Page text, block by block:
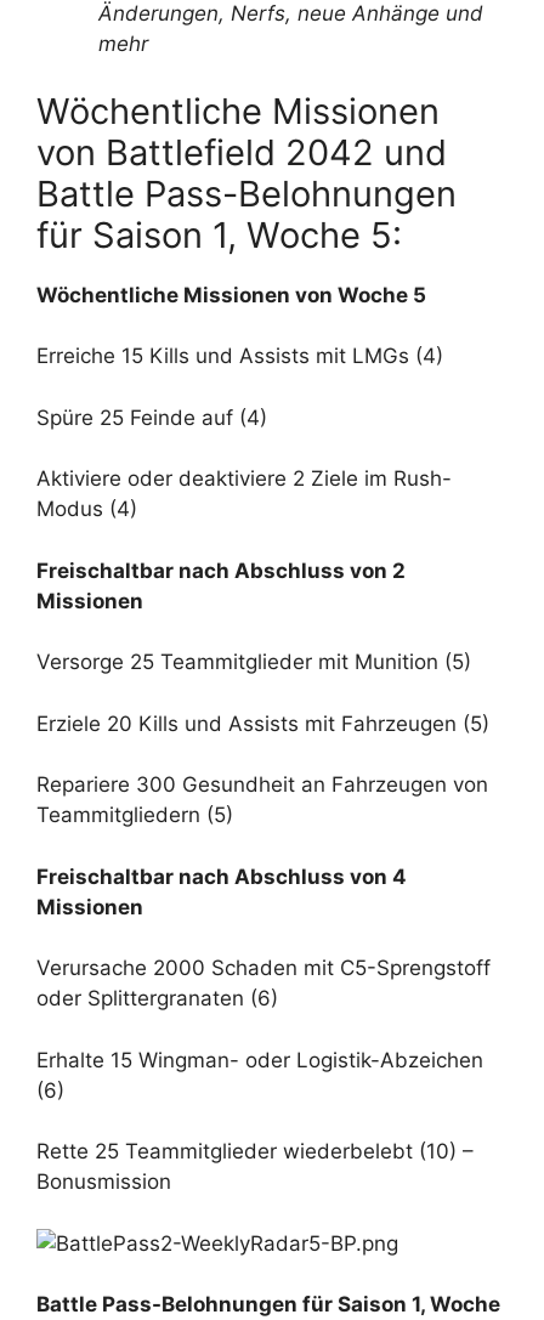
Änderungen, Nerfs, neue Anhänge und
mehr
Wöchentliche Missionen
von Battlefield 2042 und
Battle Pass-Belohnungen
für Saison 1, Woche 5:
Wöchentliche Missionen von Woche 5
Erreiche 15 Kills und Assists mit LMGs (4)
Spüre 25 Feinde auf (4)
Aktiviere oder deaktiviere 2 Ziele im Rush-
Modus (4)
Freischaltbar nach Abschluss von 2
Missionen
Versorge 25 Teammitglieder mit Munition (5)
Erziele 20 Kills und Assists mit Fahrzeugen (5)
Repariere 300 Gesundheit an Fahrzeugen von
Teammitgliedern (5)
Freischaltbar nach Abschluss von 4
Missionen
Verursache 2000 Schaden mit C5-Sprengstoff
oder Splittergranaten (6)
Erhalte 15 Wingman- oder Logistik-Abzeichen
(6)
Rette 25 Teammitglieder wiederbelebt (10) –
Bonusmission
Battle Pass-Belohnungen für Saison 1, Woche